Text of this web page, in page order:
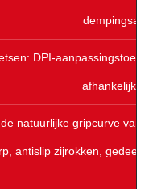
DPI-
afhankelijk
natuurlijke gripcurve van
antislip zijrokken,